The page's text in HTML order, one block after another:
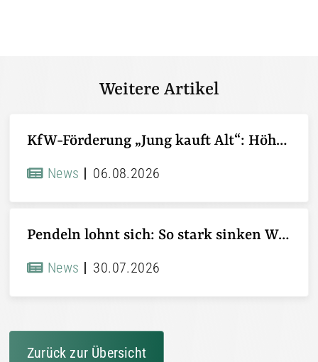
Weitere Artikel
KfW-Förderung „Jung kauft Alt“: Höhere Kredite ab August 2026
News 06.08.2026
Pendeln lohnt sich: So stark sinken Wohnungspreise im Umland
News 30.07.2026
Zurück zur Übersicht